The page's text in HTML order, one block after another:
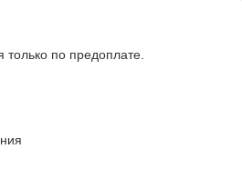
только по предоплате.